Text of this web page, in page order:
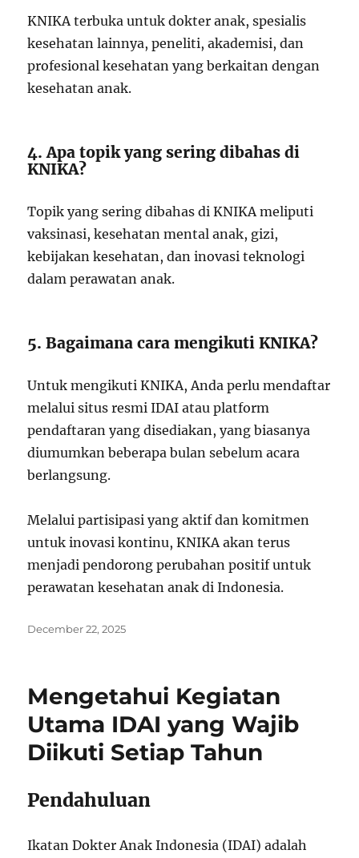
KNIKA terbuka untuk dokter anak, spesialis
kesehatan lainnya, peneliti, akademisi, dan
profesional kesehatan yang berkaitan dengan
kesehatan anak.
4. Apa topik yang sering dibahas di
KNIKA?
Topik yang sering dibahas di KNIKA meliputi
vaksinasi, kesehatan mental anak, gizi,
kebijakan kesehatan, dan inovasi teknologi
dalam perawatan anak.
5. Bagaimana cara mengikuti KNIKA?
Untuk mengikuti KNIKA, Anda perlu mendaftar
melalui situs resmi IDAI atau platform
pendaftaran yang disediakan, yang biasanya
diumumkan beberapa bulan sebelum acara
berlangsung.
Melalui partisipasi yang aktif dan komitmen
untuk inovasi kontinu, KNIKA akan terus
menjadi pendorong perubahan positif untuk
perawatan kesehatan anak di Indonesia.
Posted
December 22, 2025
Mengetahui Kegiatan
Utama IDAI yang Wajib
Diikuti Setiap Tahun
Pendahuluan
Ikatan Dokter Anak Indonesia (IDAI) adalah